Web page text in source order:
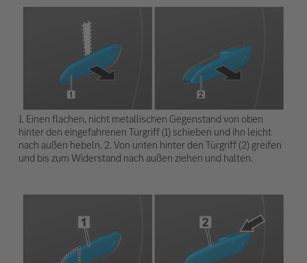
1. Einen flachen, nicht metallischen Gegenstand von oben
hinter den eingefahrenen Türgriff (1) schieben und ihn leicht
nach außen hebeln. 2. Von unten hinter den Türgriff (2) greifen
und bis zum Widerstand nach außen ziehen und halten.